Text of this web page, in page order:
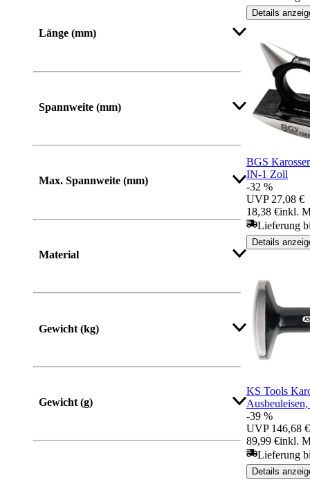
Länge (mm)
Von Bis
Spannweite (mm)
Max. Spannweite (mm)
Material
Gewicht (kg)
Gewicht (g)
Details
BGS
IN-1 Zoll
-32 %
UVP 27,08 €
18,38 €inkl.
Lieferung
Details
KS Tools
-39 %
UVP 146,68 €
89,99 €inkl.
Lieferung
Details